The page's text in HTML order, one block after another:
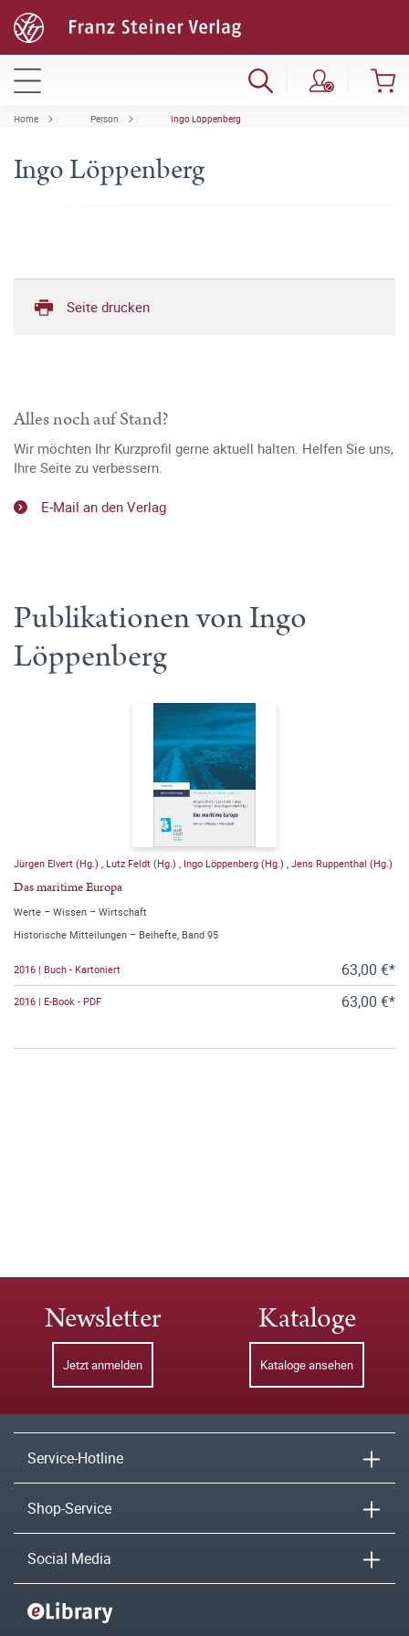
Home Person Ingo Löppenberg
Ingo Löppenberg
Seite drucken
Alles noch auf Stand?
Wir möchten Ihr Kurzprofil gerne aktuell halten. Helfen Sie uns,
Ihre Seite zu verbessern.
E-Mail an den Verlag
Publikationen von Ingo
Löppenberg
Jürgen Elvert (Hg.) Lutz Feldt (Hg.) Ingo Löppenberg (Hg.) Jens Ruppenthal (Hg.)
Das maritime Europa
Werte – Wissen – Wirtschaft
Historische Mitteilungen – Beihefte, Band 95
2016 | Buch - Kartoniert 63,00 €*
2016 | E-Book - PDF 63,00 €*
Newsletter
Jetzt anmelden
Kataloge
Kataloge ansehen
Service-Hotline
Shop-Service
Social Media